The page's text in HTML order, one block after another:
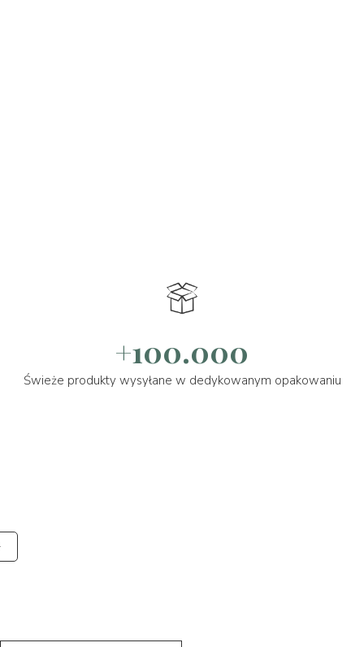
+100.000
Świeże produkty wysyłane w dedykowanym opakowaniu